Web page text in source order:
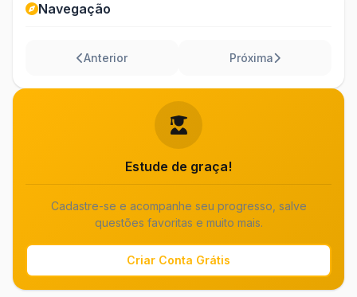
Navegação
Anterior Próxima
Estude de graça!
Cadastre-se e acompanhe seu progresso, salve
questões favoritas e muito mais.
Criar Conta Grátis